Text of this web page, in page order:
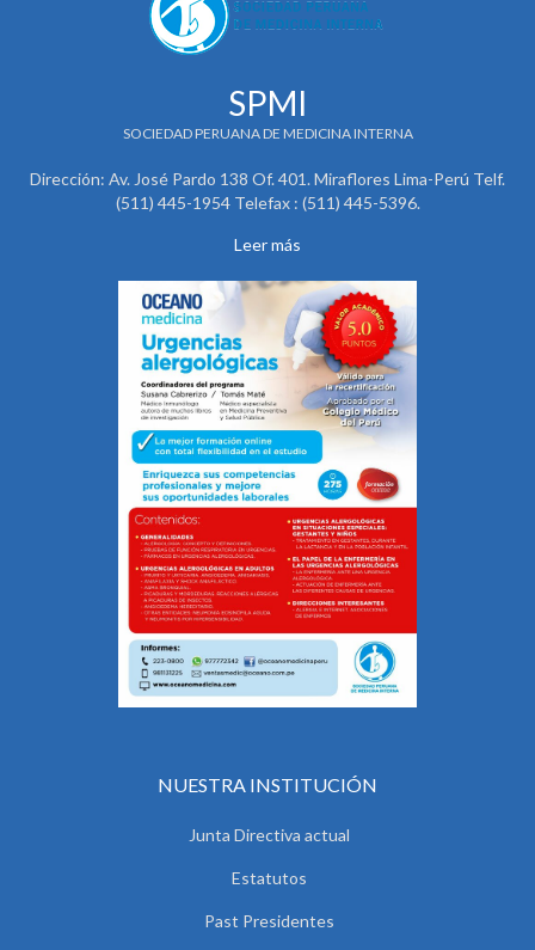
SPMI
SOCIEDAD PERUANA DE MEDICINA INTERNA
Dirección: Av. José Pardo 138 Of. 401. Miraflores Lima-Perú Telf.
(511) 445-1954 Telefax : (511) 445-5396.
Leer más
NUESTRA INSTITUCIÓN
Junta Directiva actual
Estatutos
Past Presidentes